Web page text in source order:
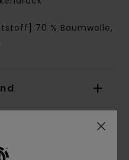
70 % Baumwolle,